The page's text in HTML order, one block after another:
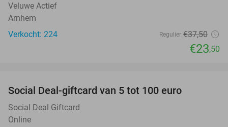
Veluwe Actief
Arnhem
Verkocht: 224
Regulier €37,50
€23,50
Social Deal-giftcard van 5 tot 100 euro
Social Deal Giftcard
Online